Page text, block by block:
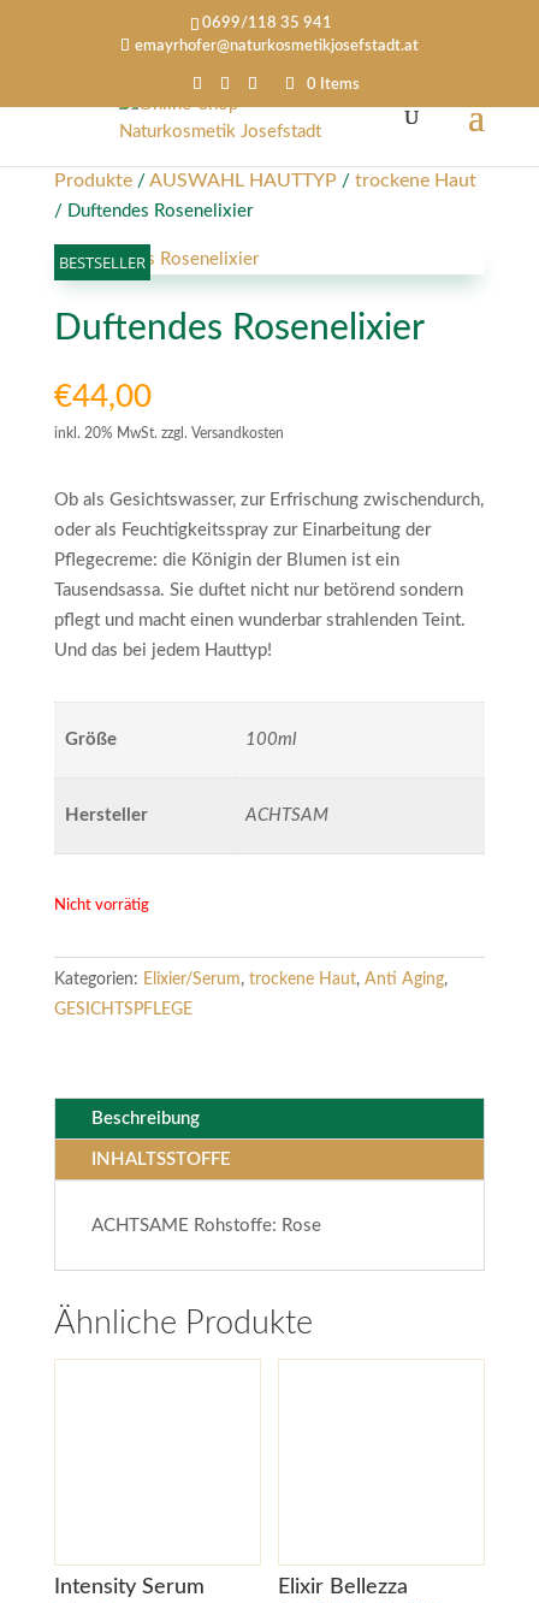
0699/118 35 941
emayrhofer@naturkosmetikjosefstadt.at
0 Items
Produkte/ AUSWAHL HAUTTYP/ trockene Haut
/ Duftendes Rosenelixier
BESTSELLER
Duftendes Rosenelixier
€44,00
inkl. 20% MwSt. zzgl. Versandkosten
Ob als Gesichtswasser, zur Erfrischung zwischendurch,
oder als Feuchtigkeitsspray zur Einarbeitung der
Pflegecreme: die Königin der Blumen ist ein
Tausendsassa. Sie duftet nicht nur betörend sondern
pflegt und macht einen wunderbar strahlenden Teint.
Und das bei jedem Hauttyp!
Größe 100ml
Hersteller ACHTSAM
Nicht vorrätig
Kategorien: Elixier/Serum, trockene Haut, Anti Aging,
GESICHTSPFLEGE
Beschreibung
INHALTSSTOFFE
ACHTSAME Rohstoffe: Rose
Ähnliche Produkte
Intensity Serum Elixir Bellezza